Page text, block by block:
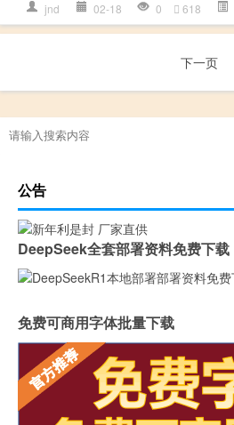
jnd 02-18 0 618
下一页
公告
DeepSeek全套部署资料免费下载
免费可商用字体批量下载